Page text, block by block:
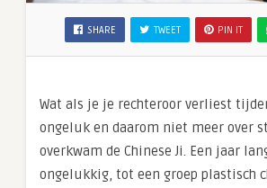
SHARE TWEET PIN IT
Wat als je je rechteroor verliest
ongeluk en daarom niet meer over
overkwam de Chinese Ji. Een jaar
ongelukkig, tot een groep plastisch